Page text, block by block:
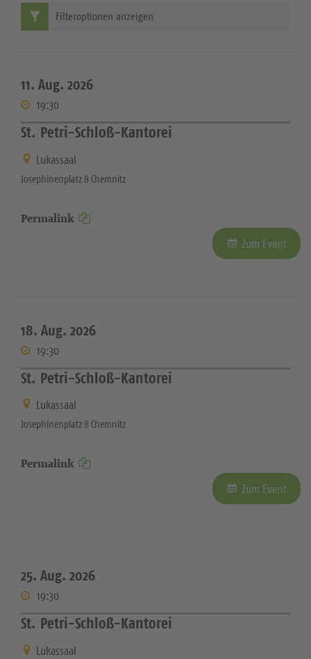
11. Aug. 2026
19:30
St. Petri-Schloß-Kantorei
Lukassaal
Josephinenplatz 8 Chemnitz
Permalink
Zum Event
18. Aug. 2026
19:30
St. Petri-Schloß-Kantorei
Lukassaal
Josephinenplatz 8 Chemnitz
Permalink
Zum Event
25. Aug. 2026
19:30
St. Petri-Schloß-Kantorei
Lukassaal
Filteroptionen anzeigen